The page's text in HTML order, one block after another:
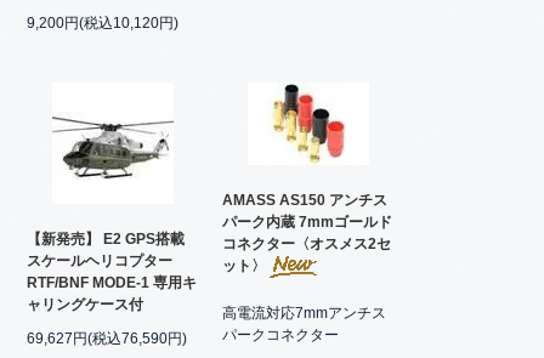
9,200円(税込10,120円)
【新発売】 E2 GPS搭載
スケールヘリコプター
RTF/BNF MODE-1 専用キ
ャリングケース付
69,627円(税込76,590円)
AMASS AS150 アンチス
パーク内蔵 7mmゴールド
コネクター〈オスメス2セ
ット〉
高電流対応7mmアンチス
パークコネクター